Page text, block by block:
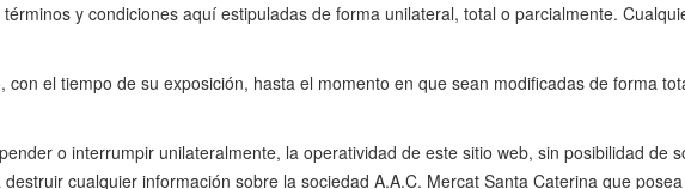
y condiciones aquí estipuladas de forma unilateral, total o parcialmente.
el tiempo de su exposición, hasta el momento en que sean modificadas de forma
o interrumpir unilateralmente, la operatividad de este sitio web, sin posibilidad de
cualquier información sobre la sociedad A.A.C. Mercat Santa Caterina que